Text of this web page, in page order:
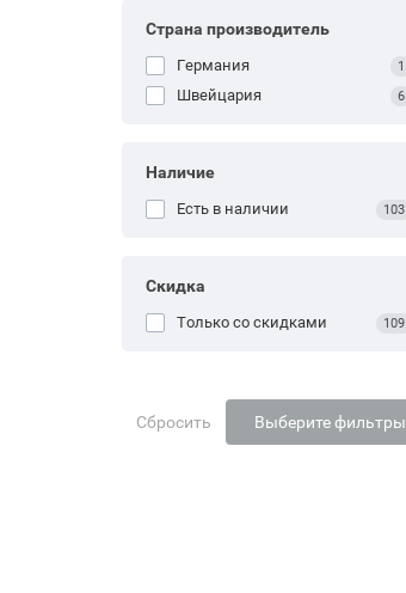
Страна производитель
Германия 1
Швейцария 6
Наличие
Есть в наличии 103
Скидка
Только со cкидками 109
Сбросить Выберите фильтры